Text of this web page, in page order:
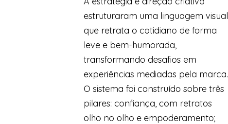
estruturaram uma linguagem visual
que retrata o cotidiano de forma
leve e bem-humorada,
transformando desafios em
experiências mediadas pela marca.
O sistema foi construído sobre três
pilares: confiança, com retratos
olho no olho e empoderamento;